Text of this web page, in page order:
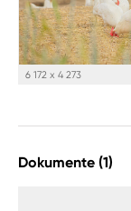
6 172 x 4 273
Dokumente (1)